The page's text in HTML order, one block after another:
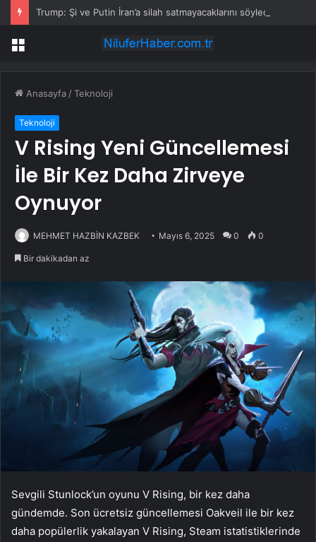
Trump: Şi ve Putin İran’a silah satmayacaklarını söyledi
Menü
Anasayfa /Teknoloji
Teknoloji
V Rising Yeni Güncellemesi
İle Bir Kez Daha Zirveye
Oynuyor
MEHMET HAZBİN KAZBEK Mayıs 6, 2025 0 0
Bir dakikadan az
Sevgili Stunlock’un oyunu V Rising, bir kez daha
gündemde. Son ücretsiz güncellemesi Oakveil ile bir kez
daha popülerlik yakalayan V Rising, Steam istatistiklerinde